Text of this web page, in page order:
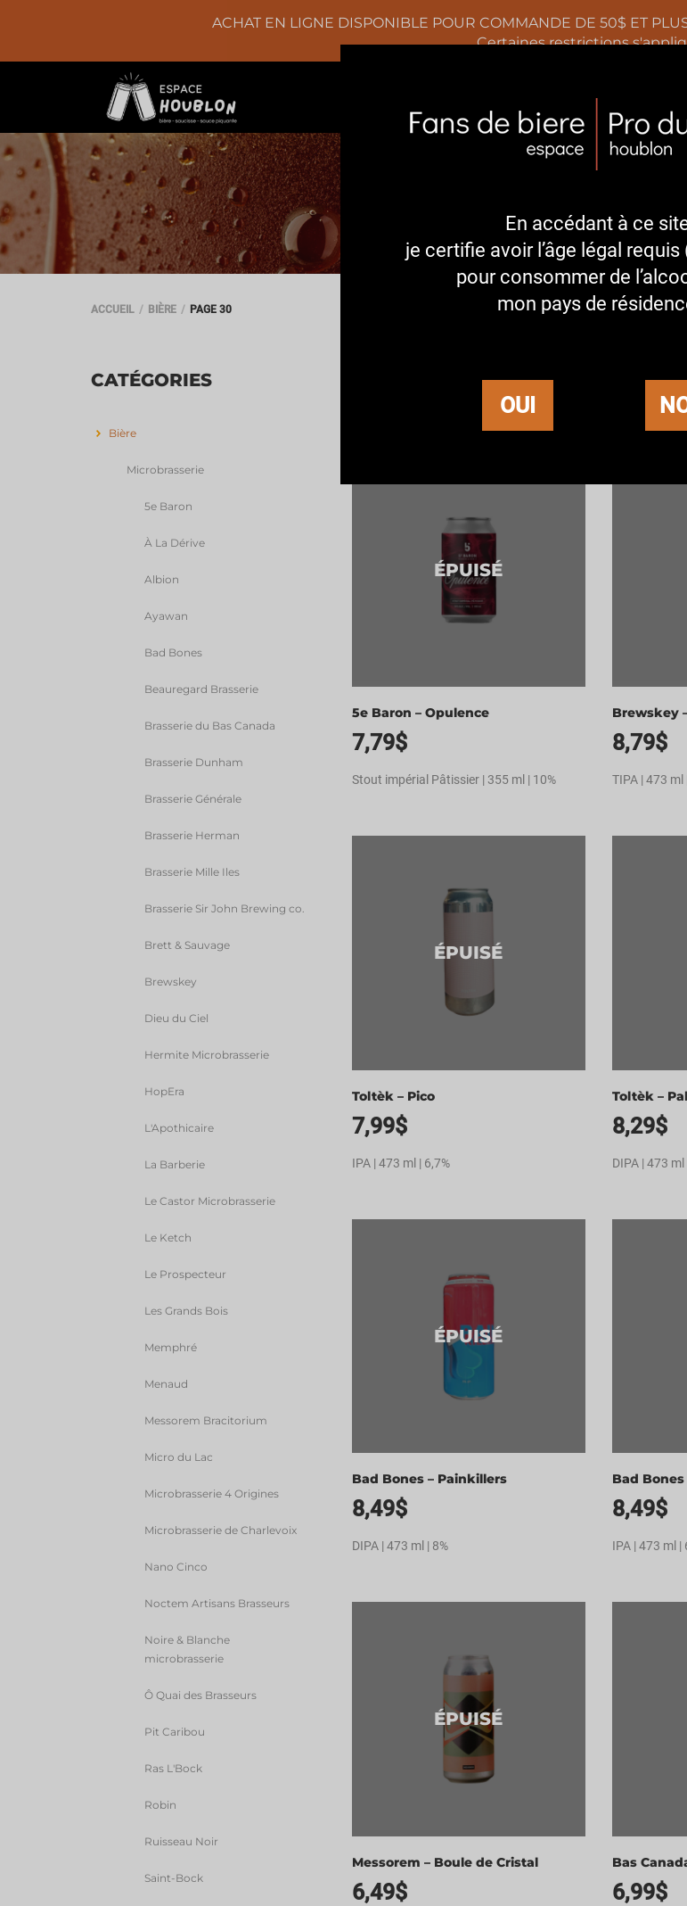
ACHAT EN LIGNE DISPONIBLE POUR COMMANDE DE 50$ ET
Certaines restrictions
À PROPOS
ACCUEIL BIÈRE PAGE 30
CATÉGORIES
Bière
Microbrasserie
5e Baron
À La Dérive
Albion
Ayawan
Bad Bones
Beauregard Brasserie
Brasserie du Bas Canada
Brasserie Dunham
Brasserie Générale
Brasserie Herman
Brasserie Mille Iles
Brasserie Sir John Brewing co.
Brett & Sauvage
Brewskey
Dieu du Ciel
Hermite Microbrasserie
HopEra
L'Apothicaire
La Barberie
Le Castor Microbrasserie
Le Ketch
Le Prospecteur
Les Grands Bois
Memphré
Menaud
Messorem Bracitorium
Micro du Lac
Microbrasserie 4 Origines
Microbrasserie de Charlevoix
Nano Cinco
Noctem Artisans Brasseurs
Noire & Blanche
microbrasserie
Ô Quai des Brasseurs
Pit Caribou
Ras L'Bock
Robin
Ruisseau Noir
Saint-Bock
Montrer 465–480 sur 1060 résultats
Afficher
ÉPUISÉ
5e Baron – Opulence
7,79$
Stout impérial Pâtissier | 355 ml | 10%
Brewskey
8,79$
TIPA | 473 ml
ÉPUISÉ
Toltèk – Pico
7,99$
IPA | 473 ml | 6,7%
Toltèk –
8,29$
DIPA | 473 ml
ÉPUISÉ
Bad Bones – Painkillers
8,49$
DIPA | 473 ml | 8%
Bad
8,49$
IPA | 473 ml |
ÉPUISÉ
Messorem – Boule de Cristal
6,49$
Bas
6,99$
En accédant à ce
je certifie avoir l’âge légal requis
pour consommer de
mon pays de
OUI